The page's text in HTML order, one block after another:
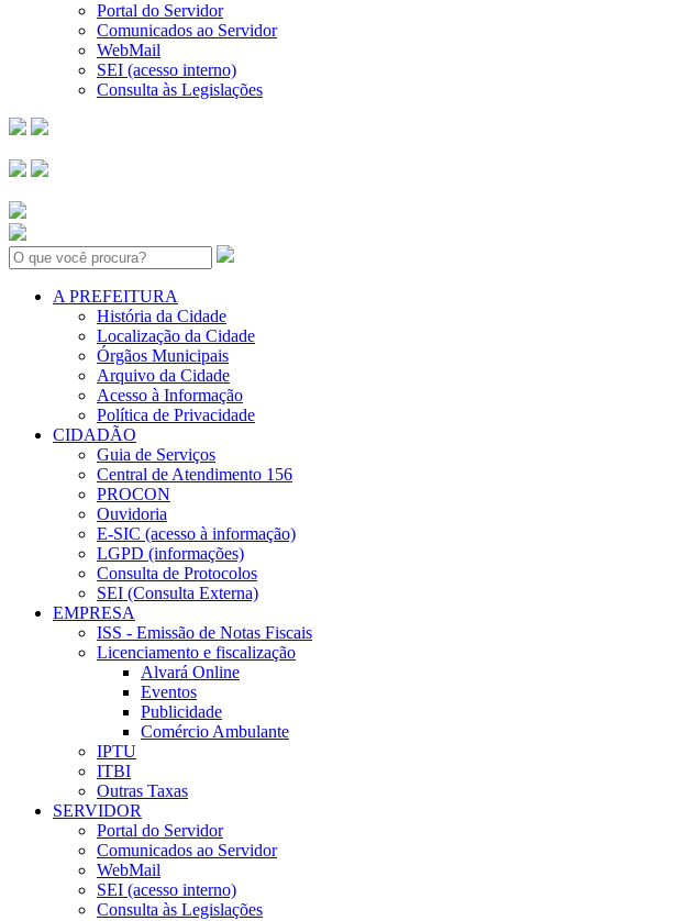
Portal do Servidor
Comunicados ao Servidor
WebMail
SEI (acesso interno)
Consulta às Legislações
Search:
A PREFEITURA
História da Cidade
Localização da Cidade
Órgãos Municipais
Arquivo da Cidade
Acesso à Informação
Política de Privacidade
CIDADÃO
Guia de Serviços
Central de Atendimento 156
PROCON
Ouvidoria
E-SIC (acesso à informação)
LGPD (informações)
Consulta de Protocolos
SEI (Consulta Externa)
EMPRESA
ISS - Emissão de Notas Fiscais
Licenciamento e fiscalização
Alvará Online
Eventos
Publicidade
Comércio Ambulante
IPTU
ITBI
Outras Taxas
SERVIDOR
Portal do Servidor
Comunicados ao Servidor
WebMail
SEI (acesso interno)
Consulta às Legislações